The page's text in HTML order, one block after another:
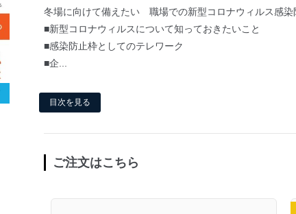
冬場に向けて備えたい 職場での新型コロナウィルス感染
■新型コロナウィルスについて知っておきたいこと
■感染防止枠としてのテレワーク
■企...
目次を見る
ご注文はこちら